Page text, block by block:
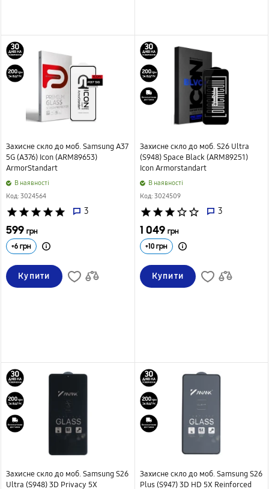
Захисне скло до моб. Samsung A37
5G (A376) Icon (ARM89653)
ArmorStandart
B наявності
Код: 3024564
star star star star star 3
599 грн
+6 грн
Купити
Захисне скло до моб. S26 Ultra
(S948) Space Black (ARM89251)
Icon Armorstandart
B наявності
Код: 3024509
star star star star_border star_border 3
1 049 грн
+10грн
Купити
Захисне скло до моб. Samsung S26
Ultra (S948) 3D Privacy 5X
Захисне скло до моб. Samsung S26
Plus (S947) 3D HD 5X Reinforced